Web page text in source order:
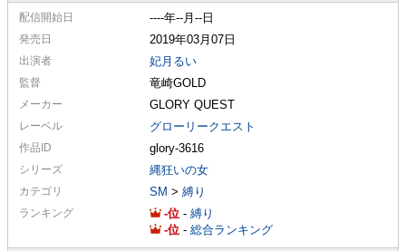
配信開始日 ----年--月--日
発売日 2019年03月07日
出演者 妃月るい
監督 竜崎GOLD
メーカー GLORY QUEST
レーベル グローリークエスト
作品ID glory-3616
シリーズ 縄狂いの女
カテゴリ SM > 縛り
ランキング - - 縛り
-
- 総合ランキング